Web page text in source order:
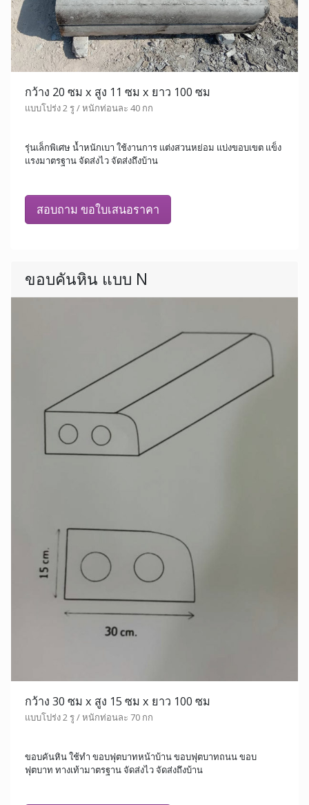
กว้าง 20 ซม x สูง 11 ซม x ยาว 100 ซม
แบบโปร่ง 2 รู / หนักท่อนละ 40 กก
รุ่นเล็กพิเศษ น้ำหนักเบา ใช้งานการ แต่งสวนหย่อม แบ่งขอบเขต แข็ง
แรงมาตรฐาน จัดส่งไว จัดส่งถึงบ้าน
สอบถาม ขอใบเสนอราคา
ขอบคันหิน แบบ N
กว้าง 30 ซม x สูง 15 ซม x ยาว 100 ซม
แบบโปร่ง 2 รู / หนักท่อนละ 70 กก
ขอบคันหิน ใช้ทำ ขอบฟุตบาทหน้าบ้าน ขอบฟุตบาทถนน ขอบ
ฟุตบาท ทางเท้ามาตรฐาน จัดส่งไว จัดส่งถึงบ้าน